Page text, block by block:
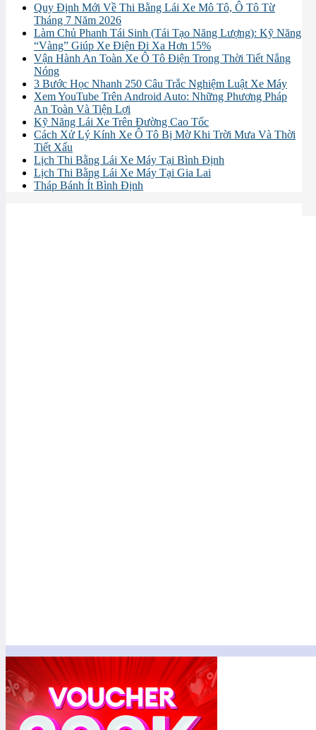
Quy Định Mới Về Thi Bằng Lái Xe Mô Tô, Ô Tô Từ
Tháng 7 Năm 2026
Làm Chủ Phanh Tái Sinh (Tái Tạo Năng Lượng): Kỹ Năng
“Vàng” Giúp Xe Điện Đi Xa Hơn 15%
Vận Hành An Toàn Xe Ô Tô Điện Trong Thời Tiết Nắng
Nóng
3 Bước Học Nhanh 250 Câu Trắc Nghiệm Luật Xe Máy
Xem YouTube Trên Android Auto: Những Phương Pháp
An Toàn Và Tiện Lợi
Kỹ Năng Lái Xe Trên Đường Cao Tốc
Cách Xử Lý Kính Xe Ô Tô Bị Mờ Khi Trời Mưa Và Thời
Tiết Xấu
Lịch Thi Bằng Lái Xe Máy Tại Bình Định
Lịch Thi Bằng Lái Xe Máy Tại Gia Lai
Tháp Bánh Ít Bình Định